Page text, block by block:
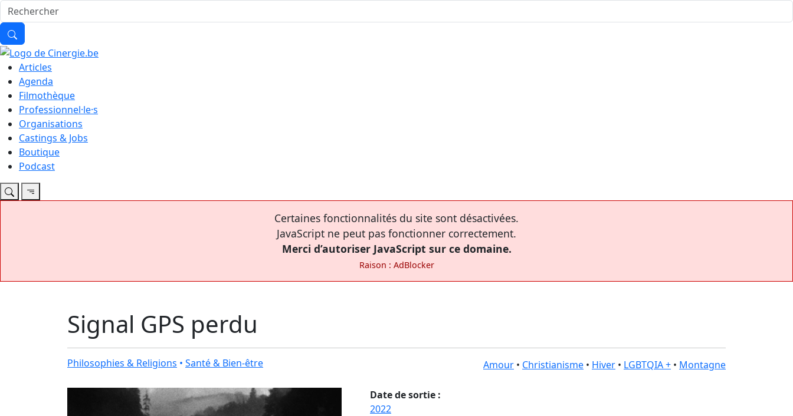
Articles
Agenda
Filmothèque
Professionnel·le·s
Organisations
Castings & Jobs
Boutique
Podcast
Certaines fonctionnalités du site sont désactivées.
JavaScript ne peut pas fonctionner correctement.
Merci d’autoriser JavaScript sur ce domaine.
Raison : AdBlocker
Signal GPS perdu
Philosophies & Religions • Santé & Bien-être Amour • Christianisme • Hiver • LGBTQIA + • Montagne
Date de sortie :
2022